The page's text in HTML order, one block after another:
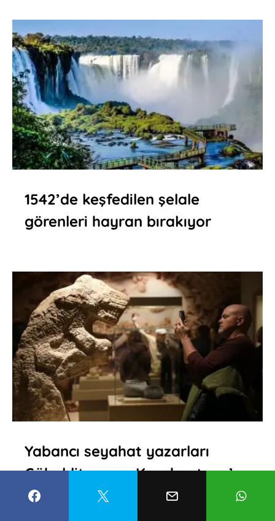
1542’de keşfedilen şelale
görenleri hayran bırakıyor
Yabancı seyahat yazarları
Göbeklitepe ve Karahantepe’ye
hayran kaldı